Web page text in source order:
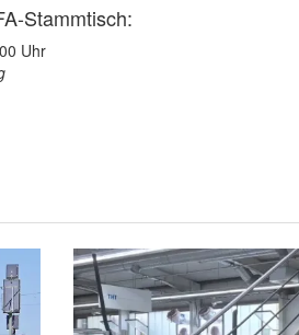
Stammtisch:
Uhr